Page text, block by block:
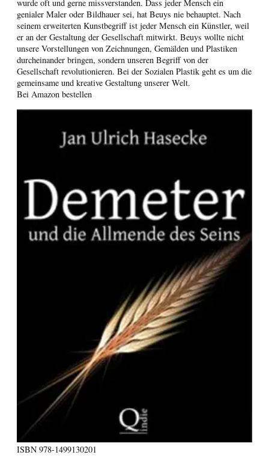
wurde oft und gerne missverstanden. Dass jeder Mensch ein
genialer Maler oder Bildhauer sei, hat Beuys nie behauptet. Nach
seinem erweiterten Kunstbegriff ist jeder Mensch ein Künstler, weil
er an der Gestaltung der Gesellschaft mitwirkt. Beuys wollte nicht
unsere Vorstellungen von Zeichnungen, Gemälden und Plastiken
durcheinander bringen, sondern unseren Begriff von der
Gesellschaft revolutionieren. Bei der Sozialen Plastik geht es um die
gemeinsame und kreative Gestaltung unserer Welt.
Bei Amazon bestellen
ISBN 978-1499130201